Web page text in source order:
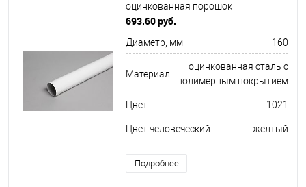
оцинкованная порошок
ф160х1250мм RAL 1021
693.60 руб.
Диаметр, мм 160
Материал
оцинкованная сталь с
полимерным покрытием
Цвет 1021
Цвет человеческий желтый
Подробнее